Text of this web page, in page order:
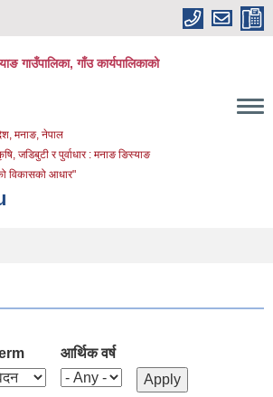
गाउँपालिका, गाँउ कार्यपालिकाको
मनाङ, नेपाल
जडिबुटी र पुर्वाधार : मनाङ ङिस्याङ
विकासको आधार"
आर्थिक वर्ष